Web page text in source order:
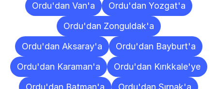
Ordu'dan Van'a
Ordu'dan Yozgat'a
Ordu'dan Zonguldak'a
Ordu'dan Aksaray'a
Ordu'dan Bayburt'a
Ordu'dan Karaman'a
Ordu'dan Kırıkkale'ye
Ordu'dan Batman'a
Ordu'dan Şırnak'a